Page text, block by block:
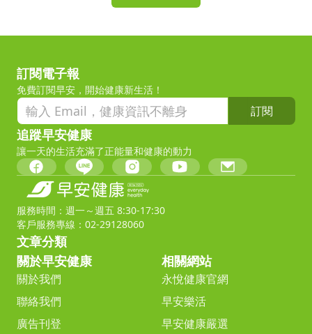
訂閱電子報
免費訂閱早安，開始健康新生活！
訂閱
追蹤早安健康
讓一天的生活充滿了正能量和健康的動力
服務時間：週一～週五 8:30-17:30
客戶服務專線：02-29128060
文章分類
關於早安健康
關於我們
聯絡我們
廣告刊登
相關網站
永悅健康官網
早安樂活
早安健康嚴選